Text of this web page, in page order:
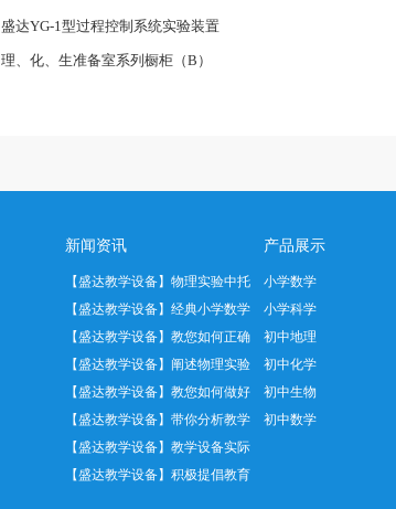
盛达YG-1型过程控制系统实验装置
理、化、生准备室系列橱柜（B）
新闻资讯
【盛达教学设备】物理实验中托
盘天平正…
【盛达教学设备】经典小学数学
教具——…
【盛达教学设备】教您如何正确
使用温度…
【盛达教学设备】阐述物理实验
室十大管…
【盛达教学设备】教您如何做好
实验室设…
【盛达教学设备】带你分析教学
仪器设备…
【盛达教学设备】教学设备实际
应用中我…
【盛达教学设备】积极提倡教育
产品展示
小学数学
小学科学
初中地理
初中化学
初中生物
初中数学